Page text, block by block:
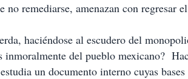
no remediarse, amenazan con regresar
haciéndose al escudero del
inmoralmente del pueblo mexicano?
un documento interno cuyas